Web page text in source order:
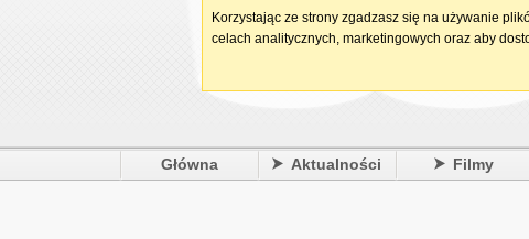
Główna Aktualności Filmy
Korzystając ze strony zgadzasz się na używanie
celach analitycznych, marketingowych oraz aby